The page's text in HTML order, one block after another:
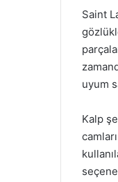
Saint
uyum
Kalp